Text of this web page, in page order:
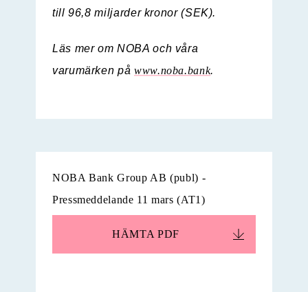
till 96,8 miljarder kronor (SEK).
Läs mer om NOBA och våra
varumärken på www.noba.bank.
NOBA Bank Group AB (publ) -
Pressmeddelande 11 mars (AT1)
HÄMTA PDF